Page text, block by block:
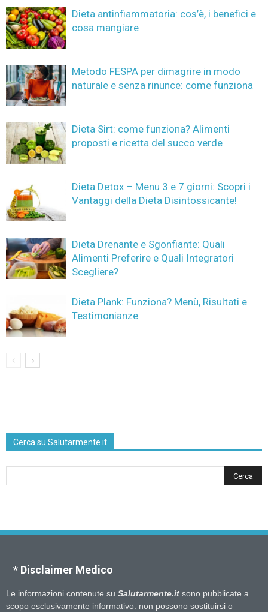
Dieta antinfiammatoria: cos’è, i benefici e
cosa mangiare
Metodo FESPA per dimagrire in modo
naturale e senza rinunce: come funziona
Dieta Sirt: come funziona? Alimenti
proposti e ricetta del succo verde
Dieta Detox – Menu 3 e 7 giorni: Scopri i
Vantaggi della Dieta Disintossicante!
Dieta Drenante e Sgonfiante: Quali
Alimenti Preferire e Quali Integratori
Scegliere?
Dieta Plank: Funziona? Menù, Risultati e
Testimonianze
Cerca su Salutarmente.it
* Disclaimer Medico
Le informazioni contenute su Salutarmente.it sono pubblicate a
scopo esclusivamente informativo: non possono sostituirsi o